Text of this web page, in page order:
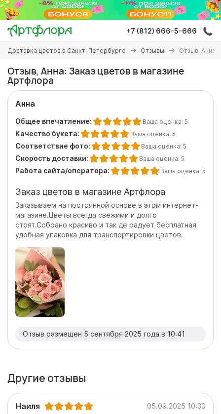
Перейти
основному
содержанию
+7 (812) 666-5-666
Вы
здесь
Доставка цветов в Санкт-Петербурге Отзывы Отзыв, Анна:
Отзыв, Анна: Заказ цветов в магазине
Артфлора
Анна
Общее впечатление: Ваша оценка: 5
Качество букета: Ваша оценка: 5
Соответствие фото: Ваша оценка: 5
Скорость доставки: Ваша оценка: 5
Работа сайта/оператора: Ваша оценка: 5
Заказ цветов в магазине Артфлора
Заказываем на постоянной основе в этом интернет-
магазине.Цветы всегда свежими и долго
стоят.Собрано красиво и так де радует бесплатная
удобная упаковка для транспортировки цветов.
Отзыв размещен 5 сентября 2025 года в 10:41
Другие отзывы
Наиля 05.09.2025 10:30